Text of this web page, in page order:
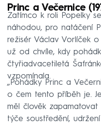
Princ a Večernice
Zatímco k roli Popelky
náhodou, pro natáčení
režisér Václav Vorlíček
už od chvíle, kdy
čtyřiadvacetiletá
vzpomínala.
„Pohádky Princ a
o čem tento příběh je.
měl člověk
týče soustředění,